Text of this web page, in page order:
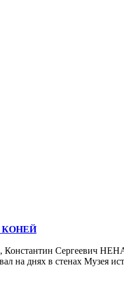
Константин Сергеевич
на днях в стенах Музея